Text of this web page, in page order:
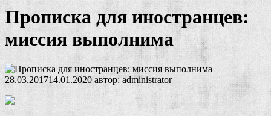
Прописка для иностранцев:
миссия выполнима
28.03.201714.01.2020автор: administrator